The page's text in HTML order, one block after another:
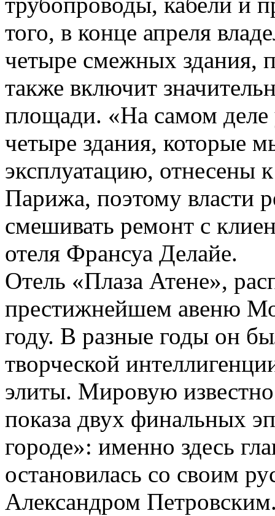
того, в конце апреля
четыре смежных здания,
также включит
площади. «На самом деле
четыре здания, которые
эксплуатацию, отнесены
Парижа, поэтому власти
смешивать ремонт с
отеля Франсуа Делайе.
Отель «Плаза Атене»,
престижнейшем авеню
году. В разные годы он
творческой
элиты. Мировую
показа двух финальных
городе»: именно здесь
остановилась со своим
Александром